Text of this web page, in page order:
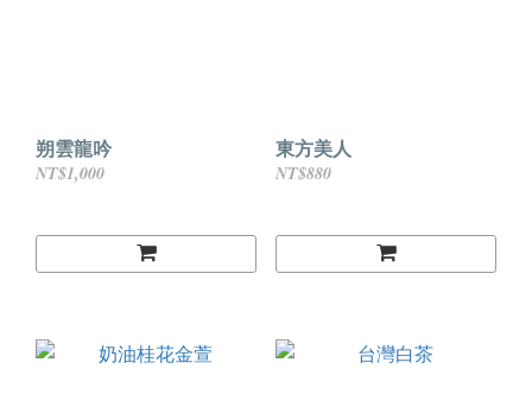
朔雲龍吟
NT$1,000
東方美人
NT$880